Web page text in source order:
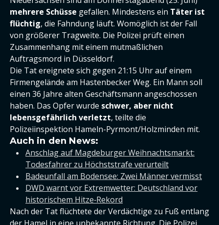
mehrere Schüsse gefallen. Mindestens ein Täter ist
flüchtig, die Fahndung läuft. Womöglich ist der Fall
von größerer Tragweite. Die Polizei prüft einen
Zusammenhang mit einem mutmaßlichen
Auftragsmord in Düsseldorf.
Die Tat ereignete sich gegen 21:15 Uhr auf einem
Firmengelände am Hastenbecker Weg. Ein Mann soll
einen 36 Jahre alten Geschäftsmann angeschossen
haben. Das Opfer wurde schwer, aber nicht
lebensgefährlich verletzt, teilte die
Polizeiinspektion Hameln-Pyrmont/Holzminden mit.
Auch in den News:
Anschlag auf Magdeburger Weihnachtsmarkt:
Todesfahrer zu Höchststrafe verurteilt
Badeunfall am Bodensee: Zwei Männer vermisst
DWD warnt vor Extremwetter: Deutschland vor
historischem Hitze‑Rekord
Nach der Tat flüchtete der Verdächtige zu Fuß entlang